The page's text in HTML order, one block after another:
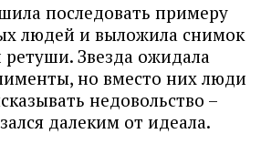
последовать примеру
людей и выложила снимок
ретуши. Звезда ожидала
но вместо них люди
недовольство –
далеким от идеала.